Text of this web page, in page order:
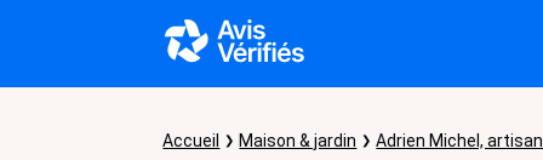
Accueil Maison & jardin Adrien Michel,